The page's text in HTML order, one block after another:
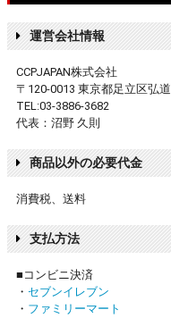
運営会社情報
CCPJAPAN株式会社
〒120-0013 東京都足立区弘
TEL:03-3886-3682
代表：沼野 久則
商品以外の必要代金
消費税、送料
支払方法
■コンビニ決済
・ セブンイレブン
・ ファミリーマート